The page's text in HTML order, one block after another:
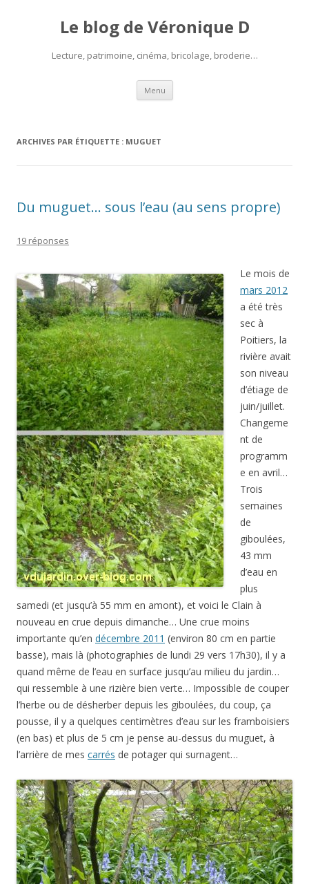
Le blog de Véronique D
Lecture, patrimoine, cinéma, bricolage, broderie…
Menu Aller
contenu
ARCHIVES PAR ÉTIQUETTE : MUGUET
Du muguet… sous l’eau (au sens propre)
19 réponses
Le mois de
mars 2012
a été très
sec à
Poitiers, la
rivière avait
son niveau
d’étiage de
juin/juillet.
Changeme
nt de
programm
e en avril…
Trois
semaines
de
giboulées,
43 mm
d’eau en
plus
samedi (et jusqu’à 55 mm en amont), et voici le Clain à
nouveau en crue depuis dimanche… Une crue moins
importante qu’en décembre 2011 (environ 80 cm en partie
basse), mais là (photographies de lundi 29 vers 17h30), il y a
quand même de l’eau en surface jusqu’au milieu du jardin…
qui ressemble à une rizière bien verte… Impossible de couper
l’herbe ou de désherber depuis les giboulées, du coup, ça
pousse, il y a quelques centimètres d’eau sur les framboisiers
(en bas) et plus de 5 cm je pense au-dessus du muguet, à
l’arrière de mes carrés de potager qui surnagent…